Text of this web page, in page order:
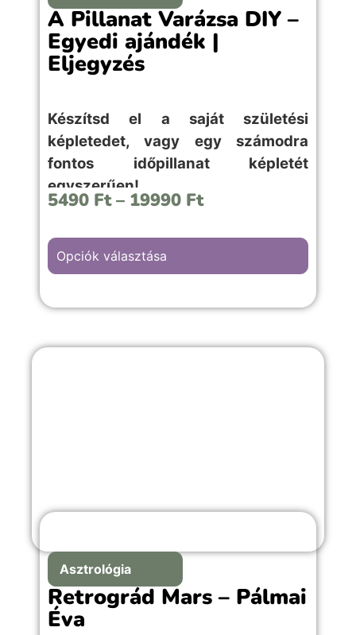
A Pillanat Varázsa DIY –
Egyedi ajándék |
Eljegyzés
Készítsd el a saját születési
képletedet, vagy egy számodra
fontos időpillanat képletét
egyszerűen!
Az “Eljegyzés” hátterű kép választása,
romantikus emlékekkel teli örömteli
5490 Ft – 19990 Ft
Opciók választása
Asztrológia
Retrográd Mars – Pálmai
Éva